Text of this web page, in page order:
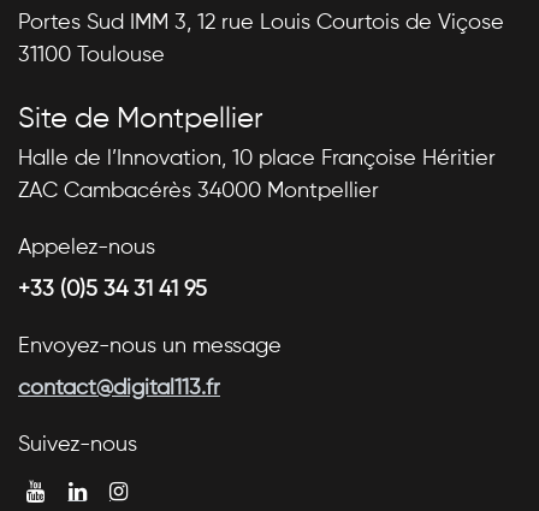
Portes Sud IMM 3, 12 rue Louis Courtois de Viçose
31100 Toulouse
Site de Montpellier
Halle de l’Innovation, 10 place Françoise Héritier
ZAC Cambacérès 34000 Montpellier
Appelez-nous
+33 (0)5 34 31 41 95
Envoyez-nous un message
contact@digital113.fr
Suivez-nous